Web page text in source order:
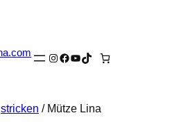
Instagram
Facebook
YouTube
TikTok
stricken / Mütze Lina